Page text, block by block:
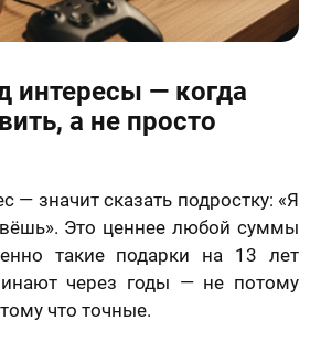
интересы — когда
а не просто
— значит сказать подростку: «Я
Это ценнее любой суммы
такие подарки на 13 лет
через годы — не потому
что точные.